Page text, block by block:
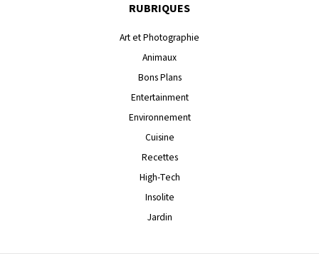
RUBRIQUES
Art et Photographie
Animaux
Bons Plans
Entertainment
Environnement
Cuisine
Recettes
High-Tech
Insolite
Jardin